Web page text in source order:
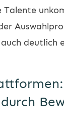
Talente
deutlich